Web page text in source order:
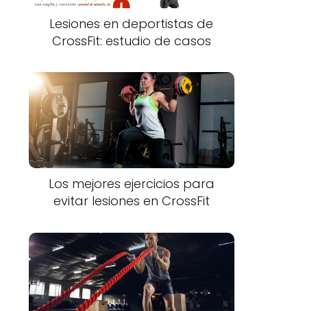
Lesiones en deportistas de
CrossFit: estudio de casos
Los mejores ejercicios para
evitar lesiones en CrossFit